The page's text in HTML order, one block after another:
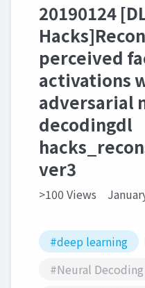
20190124
perceived
activations
adversarial
decodingdl
ver3
>100 Views
#deep learning
#Neural Decoding